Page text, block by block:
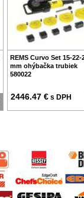
REMS Curvo Set 15-22-
mm ohýbačka trubiek
580022
2446.47 € s DPH